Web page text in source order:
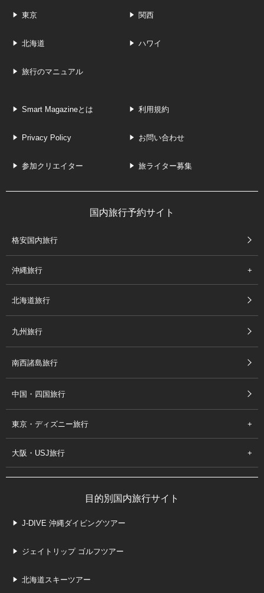
東京 関西
北海道 ハワイ
旅行のマニュアル
Smart Magazineとは 利用規約
Privacy Policy お問い合わせ
参加クリエイター 旅ライター募集
国内旅行予約サイト
格安国内旅行
沖縄旅行
北海道旅行
九州旅行
南西諸島旅行
中国・四国旅行
東京・ディズニー旅行
大阪・USJ旅行
目的別国内旅行サイト
J-DIVE 沖縄ダイビングツアー
ジェイトリップ ゴルフツアー
北海道スキーツアー